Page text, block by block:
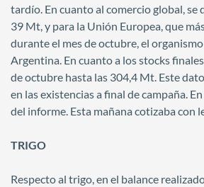
tardío. En cuanto al comercio global,
39 Mt, y para la Unión Europea, que
durante el mes de octubre, el
Argentina. En cuanto a los stocks
de octubre hasta las 304,4 Mt. Este
en las existencias a final de campaña.
del informe. Esta mañana cotizaba con
TRIGO
Respecto al trigo, en el balance